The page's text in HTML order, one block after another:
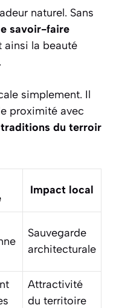
naturel. Sans
savoir-faire
ainsi la beauté
simplement. Il
proximité avec
du terroir
Impact local
Sauvegarde
architecturale
Attractivité
du territoire